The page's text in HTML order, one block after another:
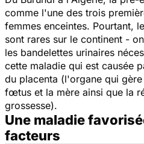
comme l'une des trois
femmes enceintes. Pourtant,
sont rares sur le continent -
les bandelettes urinaires
cette maladie qui est causée
du placenta (l'organe qui
fœtus et la mère ainsi que la
grossesse).
Une maladie
facteurs